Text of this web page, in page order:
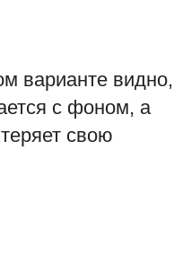
варианте видно,
с фоном, а
свою